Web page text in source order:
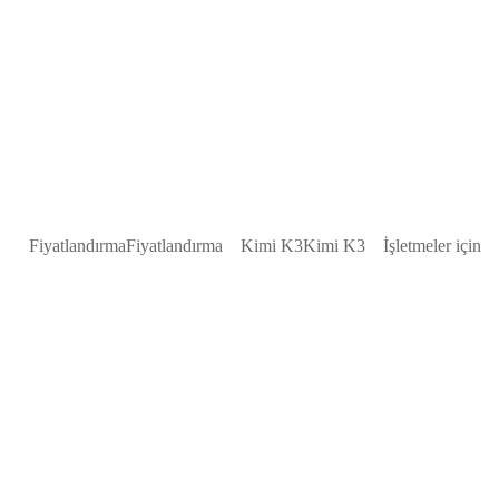
FiyatlandırmaFiyatlandırma Kimi K3Kimi K3 İşletmeler için